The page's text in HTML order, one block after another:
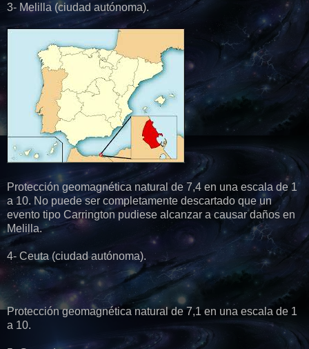
3- Melilla (ciudad autónoma).
Protección geomagnética natural de 7,4 en una escala de 1
a 10. No puede ser completamente descartado que un
evento tipo Carrington pudiese alcanzar a causar daños en
Melilla.
4- Ceuta (ciudad autónoma).
Protección geomagnética natural de 7,1 en una escala de 1
a 10.